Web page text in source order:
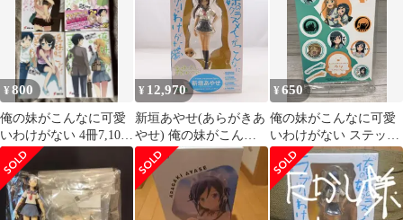
¥800
俺の妹がこんなに可愛
いわけがない 4冊7,10〜
12巻 伏見つかさ/かんざ
きひろ
¥ 12,970
新垣あやせ(あらがきあ
やせ) 俺の妹がこんな
に可愛いわけがない 1/8
完成品 フィギュア
(PP433) コトブキヤ
¥650
俺の妹がこんなに可愛
いわけがない ステッカ
ー 高坂桐乃＆新垣あや
せ